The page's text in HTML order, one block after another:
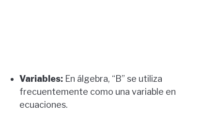
Variables: En álgebra, “B” se utiliza
frecuentemente como una variable en
ecuaciones.